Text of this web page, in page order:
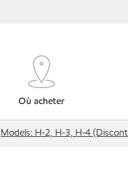
Où acheter
Models: H-2, H-3, H-4